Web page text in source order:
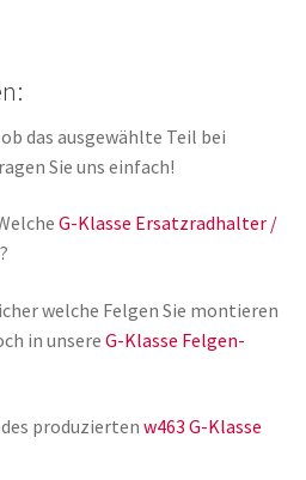
das ausgewählte Teil bei
Sie uns einfach!
G-Klasse Ersatzradhalter /
welche Felgen Sie montieren
in unsere G-Klasse Felgen-
produzierten w463 G-Klasse